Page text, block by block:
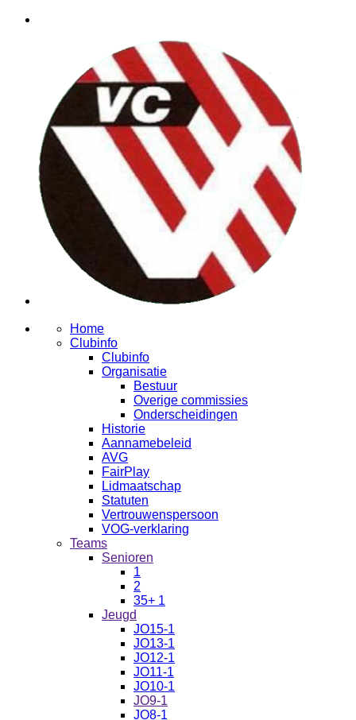
Home
Clubinfo
Clubinfo
Organisatie
Bestuur
Overige commissies
Onderscheidingen
Historie
Aannamebeleid
AVG
FairPlay
Lidmaatschap
Statuten
Vertrouwenspersoon
VOG-verklaring
Teams
Senioren
1
2
35+ 1
Jeugd
JO15-1
JO13-1
JO12-1
JO11-1
JO10-1
JO9-1
JO8-1